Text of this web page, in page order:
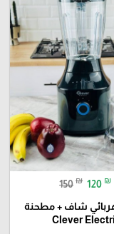
150 ₪ 120 ₪
شاف + مطحنة
Clever